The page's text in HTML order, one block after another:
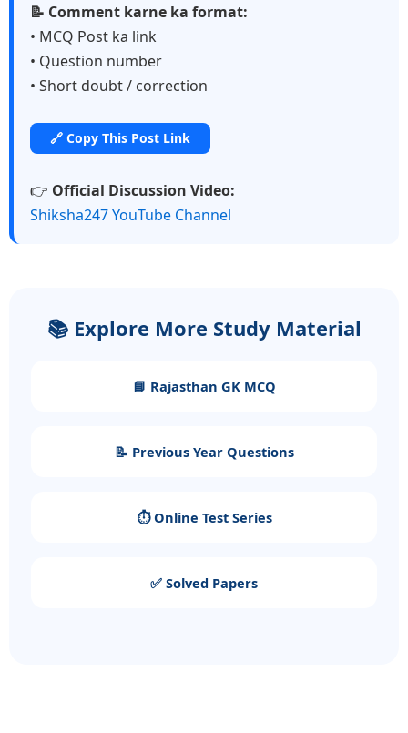
📝 Comment karne ka format:
• MCQ Post ka link
• Question number
• Short doubt / correction
🔗 Copy This Post Link
👉 Official Discussion Video:
Shiksha247 YouTube Channel
📚 Explore More Study Material
📘 Rajasthan GK MCQ
📝 Previous Year Questions
⏱️ Online Test Series
✅ Solved Papers